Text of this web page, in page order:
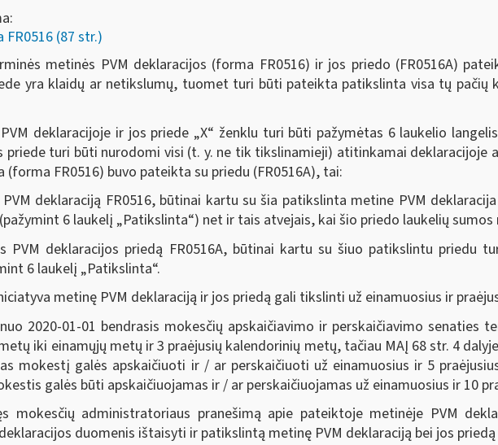
(87 str.)
metinės PVM deklaracijos (forma FR0516) ir jos priedo (FR0516A)
yra klaidų ar netikslumų, tuomet turi būti pateikta patikslinta visa tų pačių
deklaracijoje ir jos priede „X“ ženklu turi būti pažymėtas 6 laukelio
priede turi būti nurodomi visi (t. y. ne tik tikslinamieji) atitinkamai deklaracijoje
(forma FR0516) buvo pateikta su priedu (FR0516A), tai:
deklaraciją FR0516, būtinai kartu su šia patikslinta metine PVM
6 laukelį „Patikslinta“) net ir tais atvejais, kai šio priedo laukelių
PVM deklaracijos priedą FR0516A, būtinai kartu su šiuo patikslintu priedu
6 laukelį „Patikslinta“.
metinę PVM deklaraciją ir jos priedą gali tikslinti už einamuosius ir
2020-01-01 bendrasis mokesčių apskaičiavimo ir perskaičiavimo senaties
iki einamųjų metų ir 3 praėjusių kalendorinių metų, tačiau MAĮ 68 str. 4
mokestį galės apskaičiuoti ir / ar perskaičiuoti už einamuosius ir 5
galės būti apskaičiuojamas ir / ar perskaičiuojamas už einamuosius ir 10
mokesčių administratoriaus pranešimą apie pateiktoje metinėje PVM
duomenis ištaisyti ir patikslintą metinę PVM deklaraciją bei jos